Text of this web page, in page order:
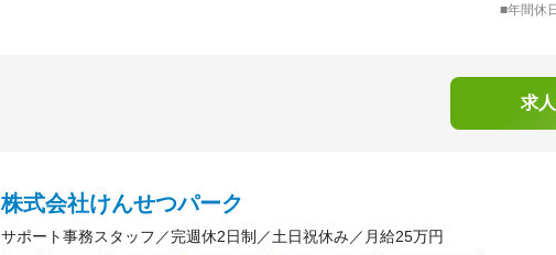
■年間休
求
株式会社けんせつパーク
サポート事務スタッフ／完週休2日制／土日祝休み／月給25万円